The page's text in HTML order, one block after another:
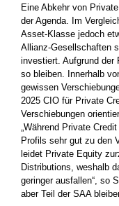
Eine Abkehr von
der Agenda. Im
Asset-Klasse jedoch
Allianz-Gesellschaften
investiert. Aufgrund
so bleiben. Innerhalb
gewissen
2025 CIO für Private
Verschiebungen
„Während Private
Profils sehr gut zu den
leidet Private Equity
Distributions, weshalb
geringer ausfallen“, so
aber Teil der SAA